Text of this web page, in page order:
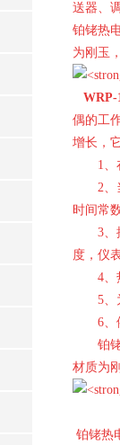
送器、
铂铑热
为刚玉
WRP-
偶的工
增长，
1、在
2、当
时间常
3、按
度，仪
4、热
5、为
6、依
铂铑
材质为
铂铑热